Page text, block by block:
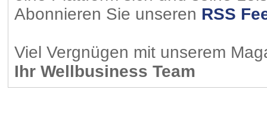
Abonnieren Sie unseren RSS
Viel Vergnügen mit unserem
Ihr Wellbusiness Team